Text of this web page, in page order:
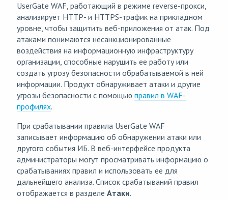
UserGate WAF, работающий в режиме reverse-прокси,
анализирует HTTP- и HTTPS-трафик на прикладном
уровне, чтобы защитить веб-приложения от атак. Под
атаками понимаются несанкционированные
воздействия на информационную инфраструктуру
организации, способные нарушить ее работу или
создать угрозу безопасности обрабатываемой в ней
информации. Продукт обнаруживает атаки и другие
угрозы безопасности с помощью правил в WAF-
профилях.
При срабатывании правила UserGate WAF
записывает информацию об обнаружении атаки или
другого события ИБ. В веб-интерфейсе продукта
администраторы могут просматривать информацию о
срабатываниях правил и использовать ее для
дальнейшего анализа. Список срабатываний правил
отображается в разделе Атаки.